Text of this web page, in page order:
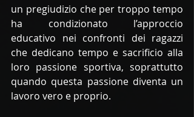
un pregiudizio che per troppo tempo
ha condizionato l’approccio
educativo nei confronti dei ragazzi
che dedicano tempo e sacrificio alla
loro passione sportiva, soprattutto
quando questa passione diventa un
lavoro vero e proprio.